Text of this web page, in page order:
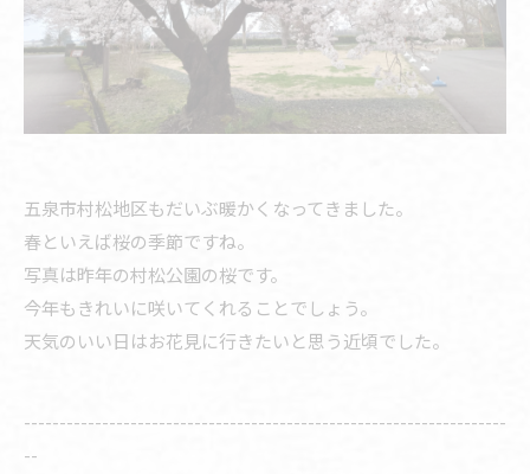
五泉市村松地区もだいぶ暖かくなってきました。
春といえば桜の季節ですね。
写真は昨年の村松公園の桜です。
今年もきれいに咲いてくれることでしょう。
天気のいい日はお花見に行きたいと思う近頃でした。
--------------------------------------------------------------------
--